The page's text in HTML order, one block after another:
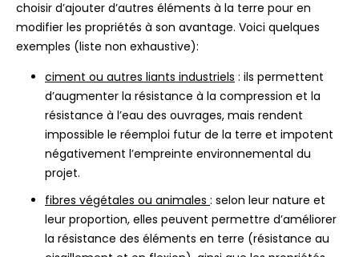
choisir d’ajouter d’autres éléments à la terre pour en
modifier les propriétés à son avantage. Voici quelques
exemples (liste non exhaustive):
ciment ou autres liants industriels : ils permettent
d’augmenter la résistance à la compression et la
résistance à l’eau des ouvrages, mais rendent
impossible le réemploi futur de la terre et impotent
négativement l’empreinte environnemental du
projet.
fibres végétales ou animales : selon leur nature et
leur proportion, elles peuvent permettre d’améliorer
la résistance des éléments en terre (résistance au